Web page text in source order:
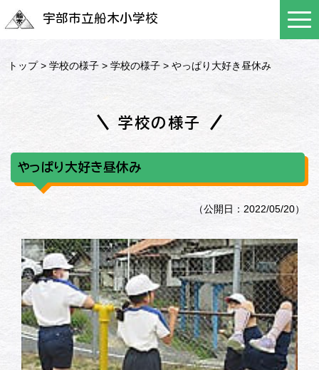
宇部市立船木小学校
トップ>学校の様子 >学校の様子 > やっぱり大好き昼休み
学校の様子
やっぱり大好き昼休み
（公開日：2022/05/20）